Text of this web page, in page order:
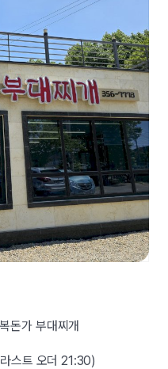
돈가 부대찌개
스트 오더 21:30)